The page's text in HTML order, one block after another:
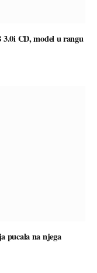
CD, model u rangu
pucala na njega